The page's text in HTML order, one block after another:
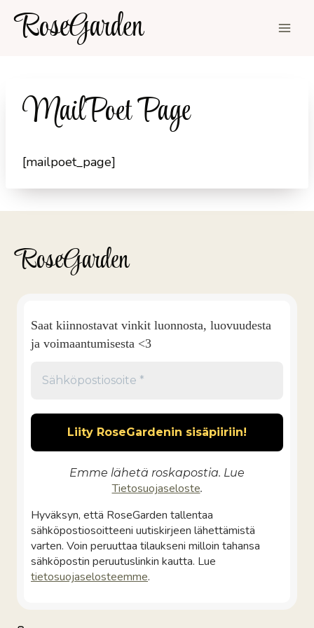
Siirry
sisältöön
RoseGarden
MailPoet Page
[mailpoet_page]
RoseGarden
Saat kiinnostavat vinkit luonnosta, luovuudesta
ja voimaantumisesta <3
Emme lähetä roskapostia. Lue
Tietosuojaseloste.
Hyväksyn, että RoseGarden tallentaa
sähköpostiosoitteeni uutiskirjeen lähettämistä
varten. Voin peruuttaa tilaukseni milloin tahansa
sähköpostin peruutuslinkin kautta. Lue
tietosuojaselosteemme.